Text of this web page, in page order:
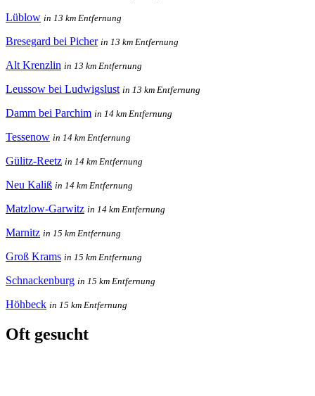
Lüblow in 13 km Entfernung
Bresegard bei Picher in 13 km Entfernung
Alt Krenzlin in 13 km Entfernung
Leussow bei Ludwigslust in 13 km Entfernung
Damm bei Parchim in 14 km Entfernung
Tessenow in 14 km Entfernung
Gülitz-Reetz in 14 km Entfernung
Neu Kaliß in 14 km Entfernung
Matzlow-Garwitz in 14 km Entfernung
Marnitz in 15 km Entfernung
Groß Krams in 15 km Entfernung
Schnackenburg in 15 km Entfernung
Höhbeck in 15 km Entfernung
Oft gesucht